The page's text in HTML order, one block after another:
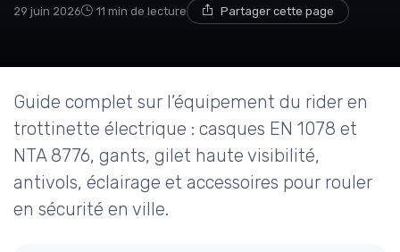
29 juin 2026 11 min de lecture Partager cette page
Guide complet sur l’équipement du rider en
trottinette électrique : casques EN 1078 et
NTA 8776, gants, gilet haute visibilité,
antivols, éclairage et accessoires pour rouler
en sécurité en ville.